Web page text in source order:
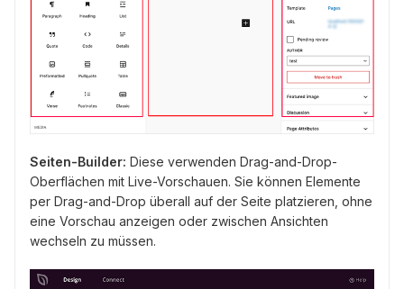
Seiten-Builder: Diese verwenden Drag-and-Drop-
Oberflächen mit Live-Vorschauen. Sie können Elemente
per Drag-and-Drop überall auf der Seite platzieren, ohne
eine Vorschau anzeigen oder zwischen Ansichten
wechseln zu müssen.